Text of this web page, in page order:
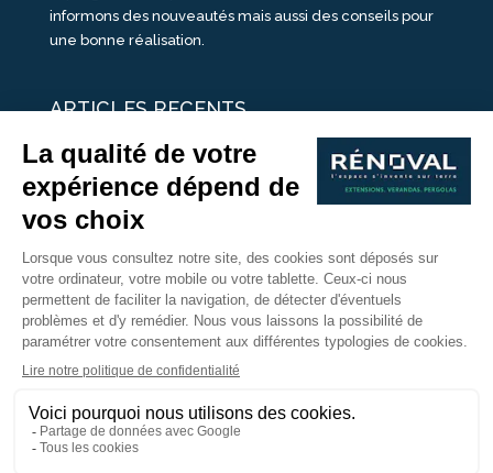
informons des nouveautés mais aussi des conseils pour
une bonne réalisation.
ARTICLES RECENTS
25 idées de vérandas design
Un été pour une véranda
Portes Ouvertes Véranda Extension Suisse | 26-27 Juin
portes ouvertes véranda sur mesure
Nous Suivre